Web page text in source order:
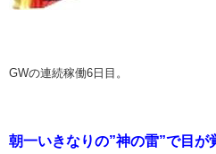
GWの連続稼働6日目。
朝一いきなりの”神の雷”で目が